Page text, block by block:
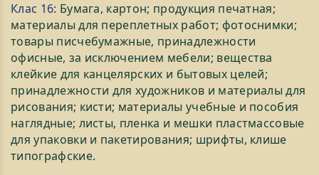
Клас 16: Бумага, картон; продукция печатная;
материалы для переплетных работ; фотоснимки;
товары писчебумажные, принадлежности
офисные, за исключением мебели; вещества
клейкие для канцелярских и бытовых целей;
принадлежности для художников и материалы для
рисования; кисти; материалы учебные и пособия
наглядные; листы, пленка и мешки пластмассовые
для упаковки и пакетирования; шрифты, клише
типографские.